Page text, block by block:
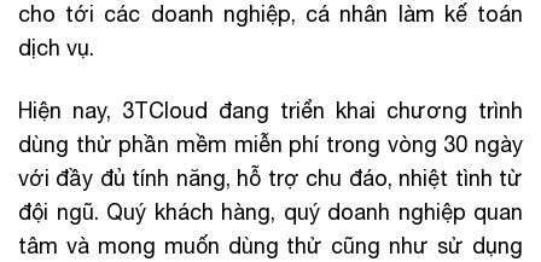
cho tới các doanh nghiệp, cá nhân làm kế toán
dịch vụ.
Hiện nay, 3TCloud đang triển khai chương trình
dùng thử phần mềm miễn phí trong vòng 30 ngày
với đầy đủ tính năng, hỗ trợ chu đáo, nhiệt tình từ
đội ngũ. Quý khách hàng, quý doanh nghiệp quan
tâm và mong muốn dùng thử cũng như sử dụng